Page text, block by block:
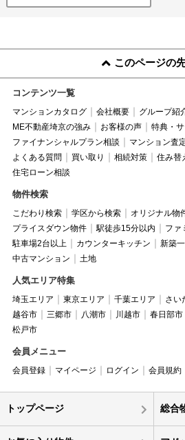
このページの
コンテンツ一覧
マンションカタログ 会社概要 グループ紹
ME不動産埼京の強み
お客様の声
特典・
ファイナンシャルプラン相談
マンション査
よくある質問
買い取り 相続対策 住み替
住宅ローン相談
物件検索
こだわり検索 学区から検索 オリジナル物
プライスダウン物件
駅徒歩15分以内
ファ
駐車場2台以上
カウンターキッチン 新築
中古マンション
土地
人気エリア特集
埼玉エリア 東京エリア 千葉エリア さい
越谷市
三郷市 八潮市 川越市 春日部市
松戸市
会員メニュー
会員登録 マイページ ログイン 会員規約
トップページ 総合